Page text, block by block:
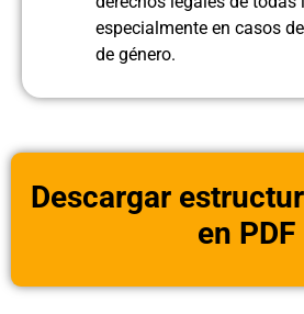
especialmente en casos
de género.
Descargar
en PDF